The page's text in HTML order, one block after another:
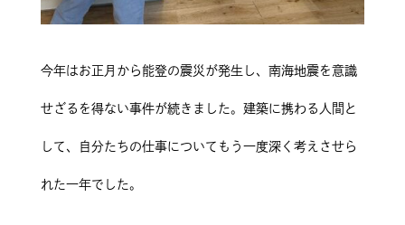
今年はお正月から能登の震災が発生し、南海地震を意識
せざるを得ない事件が続きました。建築に携わる人間と
して、自分たちの仕事についてもう一度深く考えさせら
れた一年でした。